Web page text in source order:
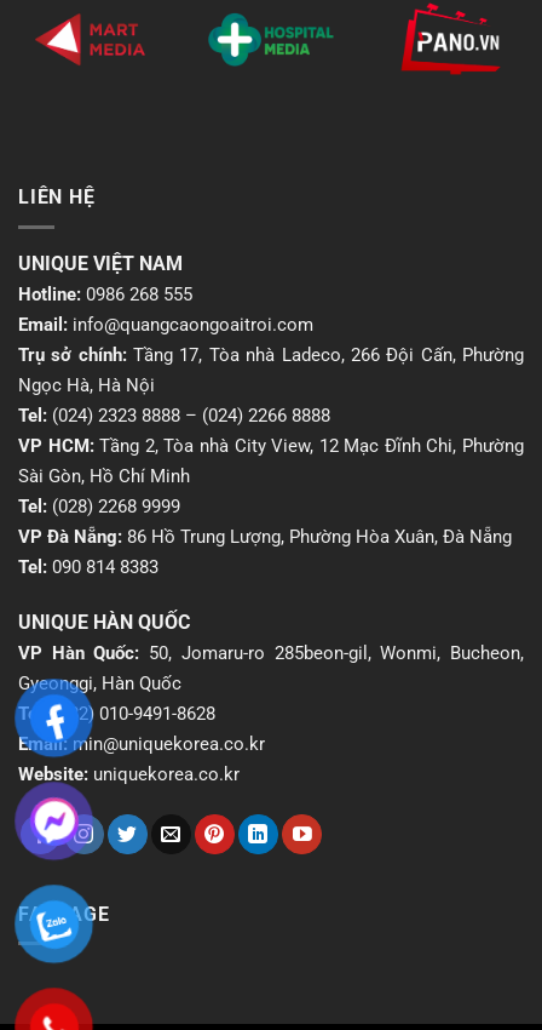
LIÊN HỆ
UNIQUE VIỆT NAM
Hotline: 0986 268 555
Email: info@quangcaongoaitroi.com
Trụ sở chính:Tầng 17, Tòa nhà Ladeco, 266 Đội Cấn, Phường
Ngọc Hà, Hà Nội
Tel: (024) 2323 8888 – (024) 2266 8888
VP HCM:Tầng 2, Tòa nhà City View, 12 Mạc Đĩnh Chi, Phường
Sài Gòn, Hồ Chí Minh
Tel: (028) 2268 9999
VP Đà Nẵng: 86 Hồ Trung Lượng, Phường Hòa Xuân, Đà Nẵng
Tel: 090 814 8383
UNIQUE HÀN QUỐC
VP Hàn Quốc: 50, Jomaru-ro 285beon-gil, Wonmi, Bucheon,
Gyeonggi, Hàn Quốc
Tel:(+82) 010-9491-8628
Email: min@uniquekorea.co.kr
Website: uniquekorea.co.kr
FANPAGE